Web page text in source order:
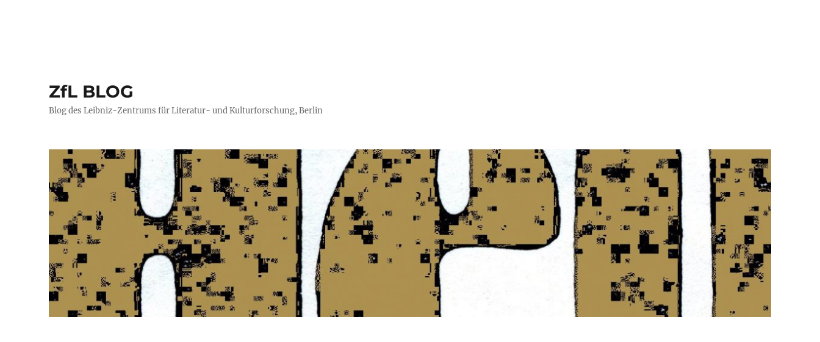
ZfL BLOG
Blog des Leibniz-Zentrums für Literatur- und Kulturforschung, Berlin